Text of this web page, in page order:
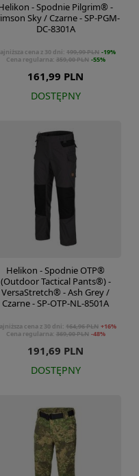
- Spodnie Pilgrim® -
Sky / Czarne - SP-PGM-
DC-8301A
161,99 PLN
cena z 30 dni: 199,99 PLN -19%
Cena regularna: 359,00 PLN -55%
DOSTĘPNY
Helikon - Spodnie OTP®
(Outdoor Tactical Pants®) -
VersaStretch® - Ash Grey /
Czarne - SP-OTP-NL-8501A
191,69 PLN
cena z 30 dni: 164,96 PLN +16%
Cena regularna: 369,00 PLN -48%
DOSTĘPNY